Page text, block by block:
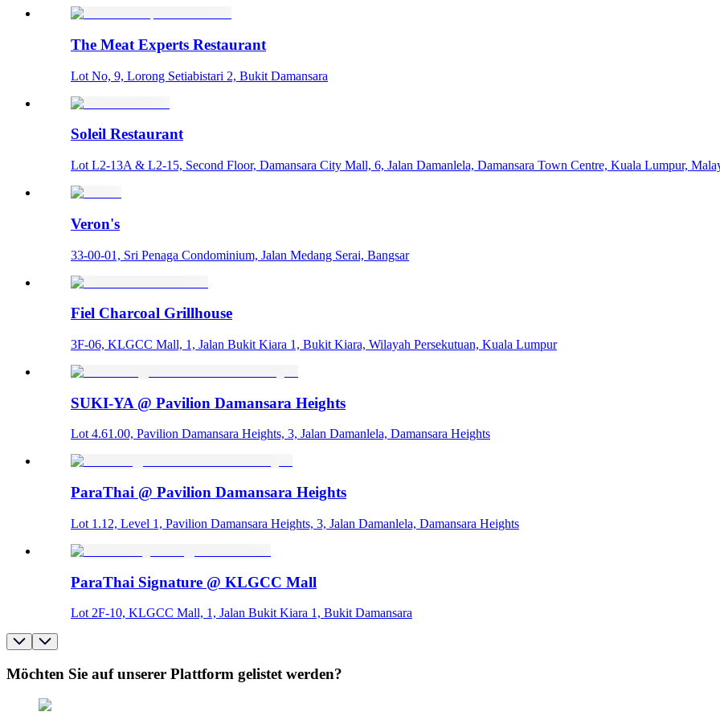
The Meat Experts Restaurant
Lot No, 9, Lorong Setiabistari 2, Bukit Damansara
Soleil Restaurant
Lot L2-13A & L2-15, Second Floor, Damansara City Mall, 6, Jalan Damanlela, Damansara Town Centre, Kuala Lumpur,
Veron's
33-00-01, Sri Penaga Condominium, Jalan Medang Serai, Bangsar
Fiel Charcoal Grillhouse
3F-06, KLGCC Mall, 1, Jalan Bukit Kiara 1, Bukit Kiara, Wilayah Persekutuan, Kuala Lumpur
SUKI-YA @ Pavilion Damansara Heights
Lot 4.61.00, Pavilion Damansara Heights, 3, Jalan Damanlela, Damansara Heights
ParaThai @ Pavilion Damansara Heights
Lot 1.12, Level 1, Pavilion Damansara Heights, 3, Jalan Damanlela, Damansara Heights
ParaThai Signature @ KLGCC Mall
Lot 2F-10, KLGCC Mall, 1, Jalan Bukit Kiara 1, Bukit Damansara
Möchten Sie auf unserer Plattform gelistet werden?